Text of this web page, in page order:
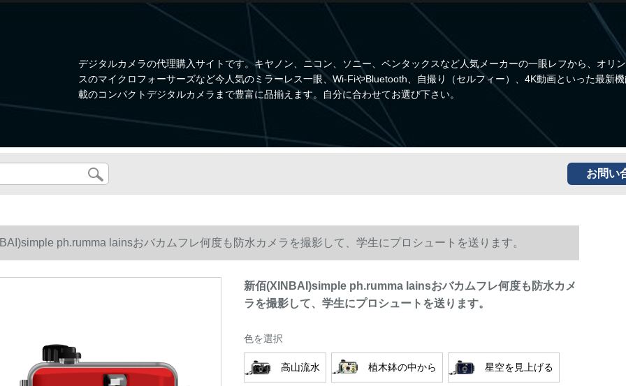
デジタルカメラの代理購入サイトです。キヤノン、ニコン、ソニー、ペンタックスなど人気メーカーの一眼レフから、オリ
スのマイクロフォーサーズなど今人気のミラーレス一眼、Wi-FiやBluetooth、自撮り（セルフィー）、4K動画といった最新
載のコンパクトデジタルカメラまで豊富に品揃えます。自分に合わせてお選び下さい。
お問い
ph.rumma lainsおバカムフレ何度も防水カメラを撮影して、学生にプロシュートを送ります。
新佰(XINBAI)simple ph.rumma lainsおバカムフレ何度も防水カメ
ラを撮影して、学生にプロシュートを送ります。
色を選択
高山流水 植木鉢の中から 星空を見上げる